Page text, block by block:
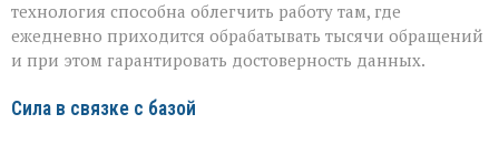
технология способна облегчить работу там, где
ежедневно приходится обрабатывать тысячи обращений
и при этом гарантировать достоверность данных.
Сила в связке с базой